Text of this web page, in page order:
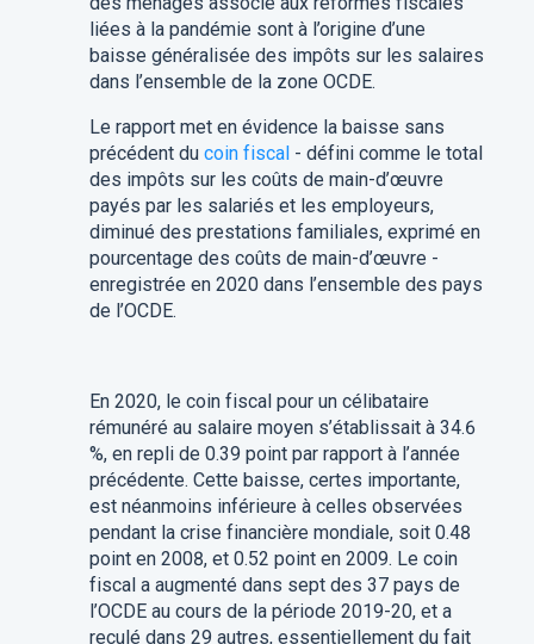
liées à la pandémie sont à l’origine d’une
baisse généralisée des impôts sur les salaires
dans l’ensemble de la zone OCDE.
Le rapport met en évidence la baisse sans
précédent du coin fiscal- défini comme le total
des impôts sur les coûts de main-d’œuvre
payés par les salariés et les employeurs,
diminué des prestations familiales, exprimé en
pourcentage des coûts de main-d’œuvre -
enregistrée en 2020 dans l’ensemble des pays
de l’OCDE.
En 2020, le coin fiscal pour un célibataire
rémunéré au salaire moyen s’établissait à 34.6
%, en repli de 0.39 point par rapport à l’année
précédente. Cette baisse, certes importante,
est néanmoins inférieure à celles observées
pendant la crise financière mondiale, soit 0.48
point en 2008, et 0.52 point en 2009. Le coin
fiscal a augmenté dans sept des 37 pays de
l’OCDE au cours de la période 2019-20, et a
reculé dans 29 autres, essentiellement du fait